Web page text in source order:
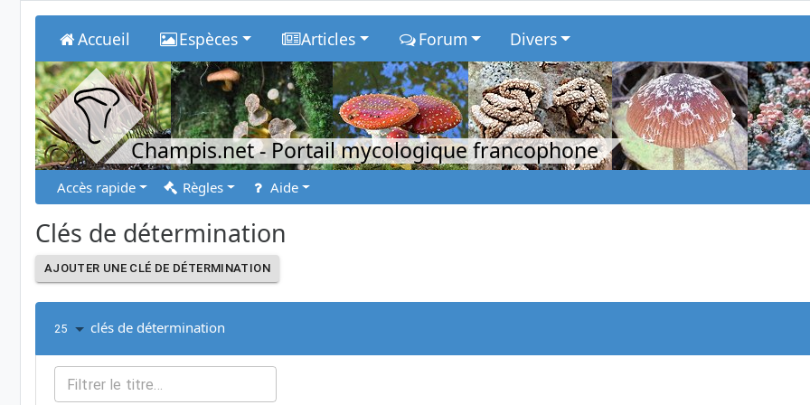
Accueil Espèces Articles Forum Divers
Champis.net- Portail mycologique francophone
Accès rapide Règles Aide
Clés de détermination
AJOUTER UNE CLÉ DE DÉTERMINATION
25 clés de détermination